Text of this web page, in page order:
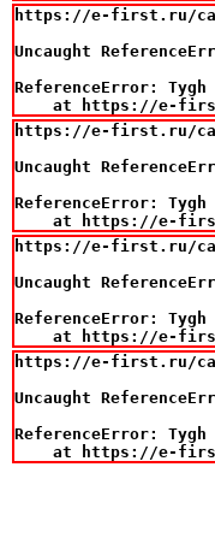
https://e-first.ru/
Uncaught
ReferenceError:
at https://e-
https://e-first.ru/
Uncaught
ReferenceError:
at https://e-
https://e-first.ru/
Uncaught
ReferenceError:
at https://e-
https://e-first.ru/
Uncaught
ReferenceError:
at https://e-